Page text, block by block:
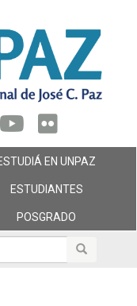
búsqueda
EN UNPAZ
ESTUDIANTES
POSGRADO